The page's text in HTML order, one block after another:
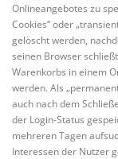
Onlineangebotes zu
Cookies“ oder
gelöscht werden,
seinen Browser
Warenkorbs in einem
werden. Als
auch nach dem
der Login-Status
mehreren Tagen
Interessen der Nutzer